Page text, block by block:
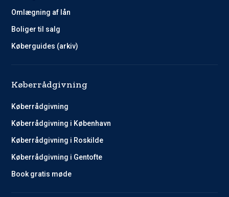
Omlægning af lån
Boliger til salg
Køberguides (arkiv)
Køberrådgivning
Køberrådgivning
Køberrådgivning i København
Køberrådgivning i Roskilde
Køberrådgivning i Gentofte
Book gratis møde